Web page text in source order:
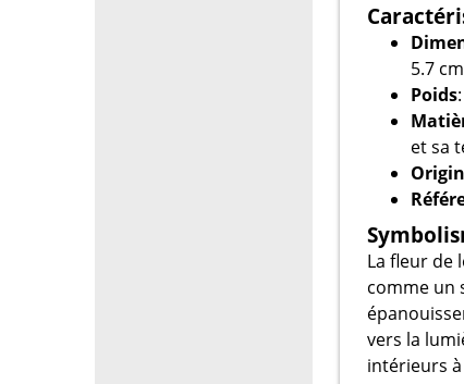
5.7
Poids
et sa
La fleur de
comme un
vers la
intérieurs